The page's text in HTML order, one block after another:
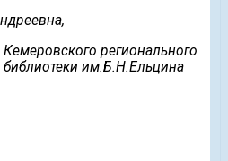
регионального
библиотеки им.Б.Н.Ельцина